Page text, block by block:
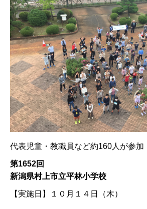
代表児童・教職員など約160人が参加
第1652回
新潟県村上市立平林小学校
【実施日】 １０月１４日（木）